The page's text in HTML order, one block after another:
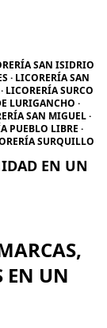
SAN ISIDRIO
· LICORERÍA SAN
LICORERÍA SURCO
LURIGANCHO ·
SAN MIGUEL ·
PUEBLO LIBRE ·
SURQUILLO
EN UN
EN UN